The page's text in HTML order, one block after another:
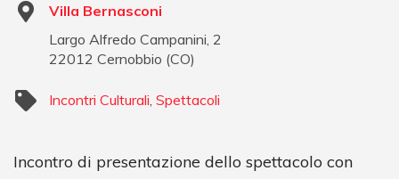
Villa Bernasconi
Largo Alfredo Campanini, 2
22012 Cernobbio (CO)
Incontri Culturali Spettacoli
Incontro di presentazione dello spettacolo con